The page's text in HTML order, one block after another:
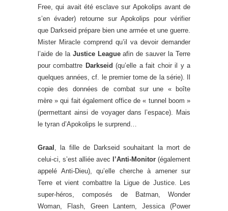
Free, qui avait été esclave sur Apokolips avant de
s’en évader) retourne sur Apokolips pour vérifier
que Darkseid prépare bien une armée et une guerre.
Mister Miracle comprend qu’il va devoir demander
l’aide de la Justice Leagueafin de sauver la Terre
pour combattre Darkseid (qu’elle a fait choir il y a
quelques années, cf. le premier tome de la série). Il
copie des données de combat sur une « boîte
mère » qui fait également office de « tunnel boom »
(permettant ainsi de voyager dans l’espace). Mais
le tyran d’Apokolips le surprend…
Graal , la fille de Darkseid souhaitant la mort de
celui-ci, s’est alliée avec
l’Anti-Monitor (également
appelé Anti-Dieu), qu’elle cherche à amener sur
Terre et vient combattre la Ligue de Justice. Les
super-héros, composés de Batman, Wonder
Woman, Flash, Green Lantern, Jessica (Power